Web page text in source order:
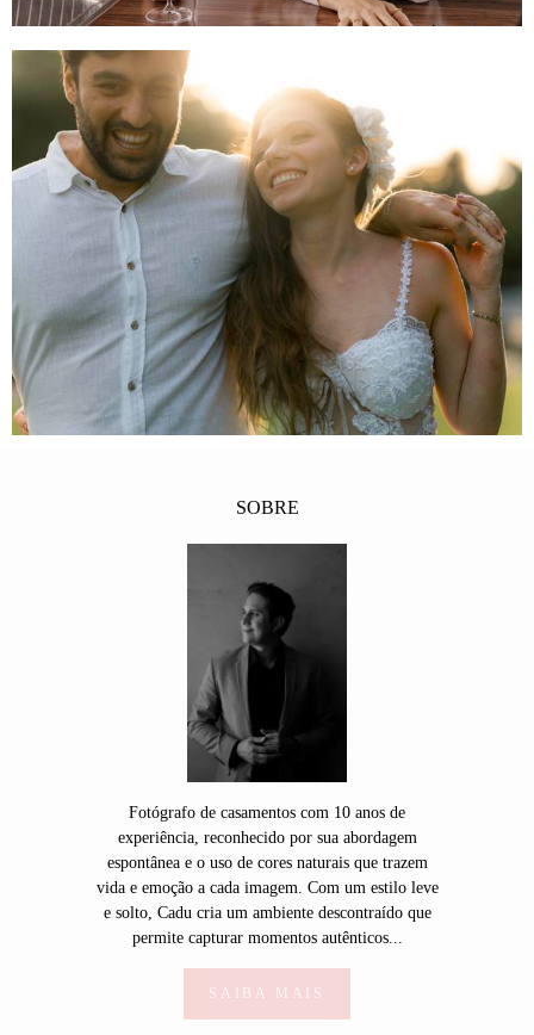
SOBRE
Fotógrafo de casamentos com 10 anos de
experiência, reconhecido por sua abordagem
espontânea e o uso de cores naturais que trazem
vida e emoção a cada imagem. Com um estilo leve
e solto, Cadu cria um ambiente descontraído que
permite capturar momentos autênticos...
SAIBA MAIS